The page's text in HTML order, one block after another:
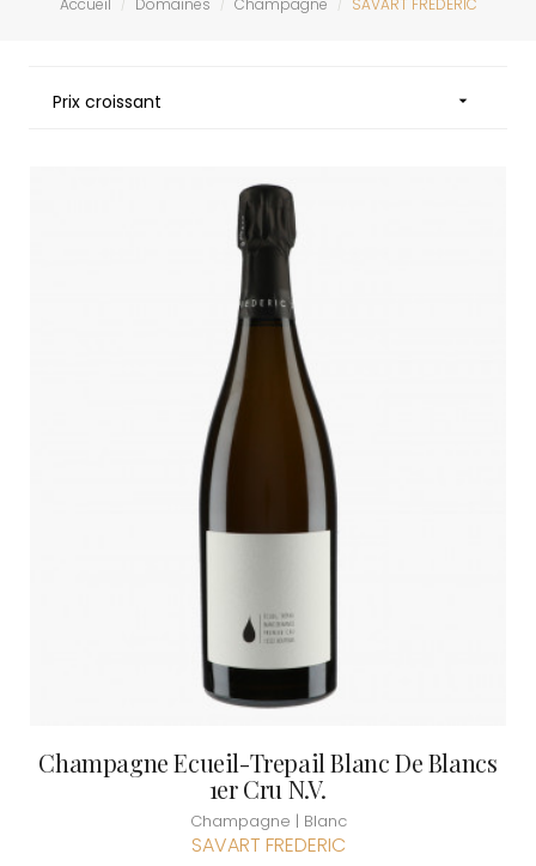
Accueil Domaines Champagne SAVART FREDERIC
Prix croissant 
Champagne Ecueil-Trepail Blanc De Blancs
1er Cru N.V.
Champagne | Blanc
SAVART FREDERIC